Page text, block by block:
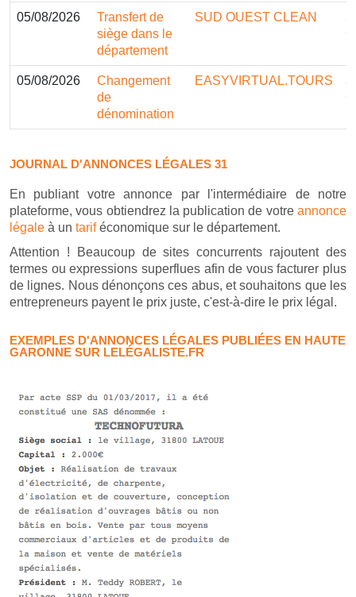
05/08/2026
Transfert de
siège dans le
département
SUD OUEST CLEAN
05/08/2026
Changement
de
dénomination
EASYVIRTUAL.TOURS
JOURNAL D'ANNONCES LÉGALES 31
En publiant votre annonce par l'intermédiaire de notre
plateforme, vous obtiendrez la publication de votre annonce
légale à un tariféconomique sur le département.
Attention ! Beaucoup de sites concurrents rajoutent des
termes ou expressions superflues afin de vous facturer plus
de lignes. Nous dénonçons ces abus, et souhaitons que les
entrepreneurs payent le prix juste, c'est-à-dire le prix légal.
EXEMPLES D'ANNONCES LÉGALES PUBLIÉES EN HAUTE
GARONNE SUR LELÉGALISTE.FR